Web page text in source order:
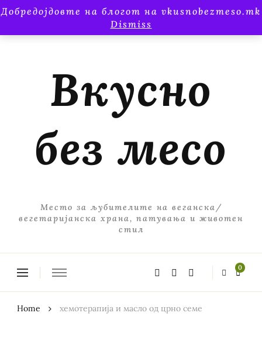
Добредојдовте на блогот на vkusnobezmeso.mk
Dismiss
Вкусно
без месо
Место за љубителите на веганска/
вегетаријанска храна, патувања и животен
стил
0
Home хемотерапија и масло од црно семе